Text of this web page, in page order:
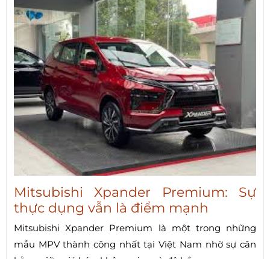
Mitsubishi Xpander Premium: Sự
thực dụng vẫn là điểm mạnh
Mitsubishi Xpander Premium là một trong những
mẫu MPV thành công nhất tại Việt Nam nhờ sự cân